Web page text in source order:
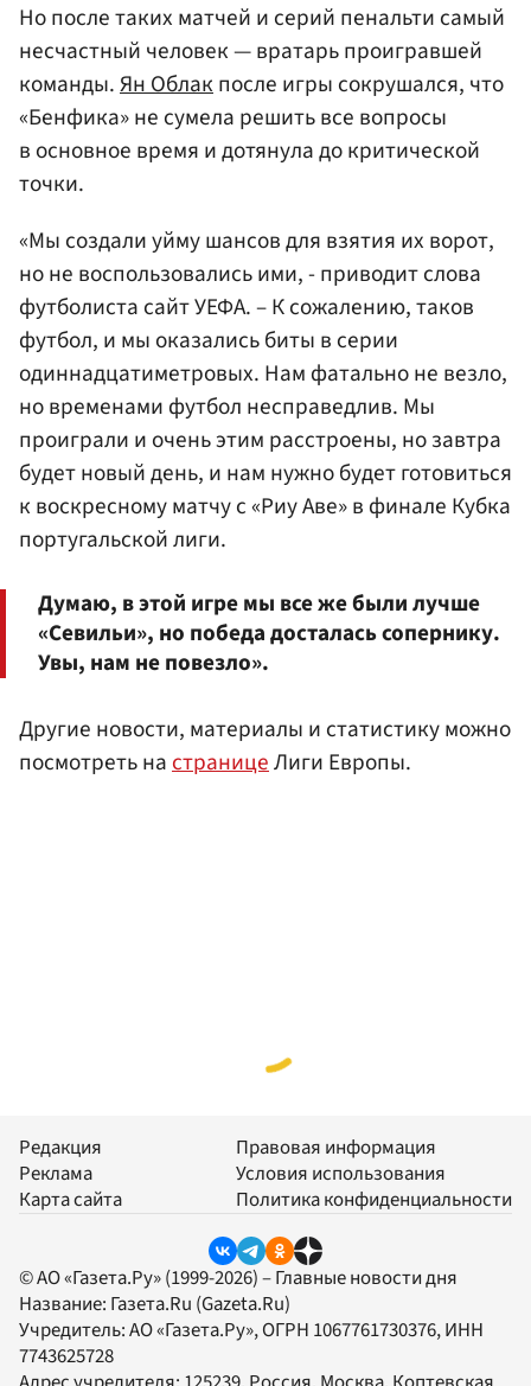
Но после таких матчей и серий пенальти самый
несчастный человек — вратарь проигравшей
команды.Ян Облакпосле игры сокрушался, что
«Бенфика» не сумела решить все вопросы
в основное время и дотянула до критической
точки.
«Мы создали уйму шансов для взятия их ворот,
но не воспользовались ими, - приводит слова
футболиста сайт УЕФА. – К сожалению, таков
футбол, и мы оказались биты в серии
одиннадцатиметровых. Нам фатально не везло,
но временами футбол несправедлив. Мы
проиграли и очень этим расстроены, но завтра
будет новый день, и нам нужно будет готовиться
к воскресному матчу с «Риу Аве» в финале Кубка
португальской лиги.
Думаю, в этой игре мы все же были лучше
«Севильи», но победа досталась сопернику.
Увы, нам не повезло».
Другие новости, материалы и статистику можно
посмотреть настраницеЛиги Европы.
Редакция
Реклама
Карта сайта
Правовая информация
Условия использования
Политика конфиденциальности
© АО «Газета.Ру» (1999-2026) – Главные новости дня
Название: Газета.Ru (Gazeta.Ru)
Учредитель:АО «Газета.Ру», ОГРН 1067761730376, ИНН
7743625728